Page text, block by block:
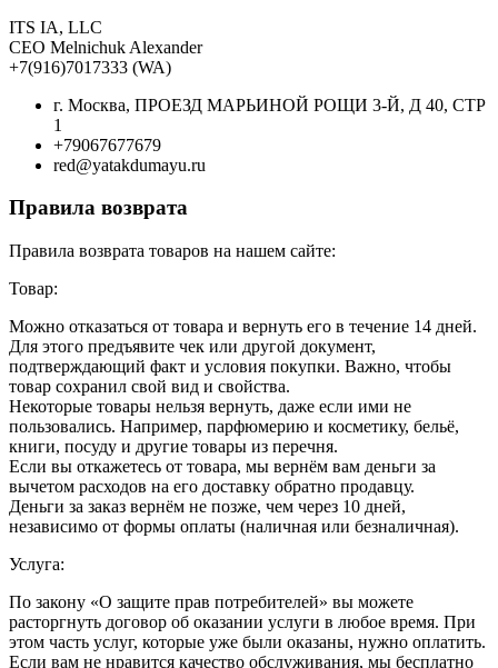
ITS IA, LLC
CEO Melnichuk Alexander
+7(916)7017333 (WA)
г. Москва, ПРОЕЗД МАРЬИНОЙ РОЩИ 3-Й, Д 40, СТР
1
+79067677679
red@yatakdumayu.ru
Правила возврата
Правила возврата товаров на нашем сайте:
Товар:
Можно отказаться от товара и вернуть его в течение 14 дней.
Для этого предъявите чек или другой документ,
подтверждающий факт и условия покупки. Важно, чтобы
товар сохранил свой вид и свойства.
Некоторые товары нельзя вернуть, даже если ими не
пользовались. Например, парфюмерию и косметику, бельё,
книги, посуду и другие товары из перечня.
Если вы откажетесь от товара, мы вернём вам деньги за
вычетом расходов на его доставку обратно продавцу.
Деньги за заказ вернём не позже, чем через 10 дней,
независимо от формы оплаты (наличная или безналичная).
Услуга:
По закону «О защите прав потребителей» вы можете
расторгнуть договор об оказании услуги в любое время. При
этом часть услуг, которые уже были оказаны, нужно оплатить.
Если вам не нравится качество обслуживания, мы бесплатно